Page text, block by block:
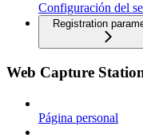
Configuración del
Registration
Web Capture
Página personal